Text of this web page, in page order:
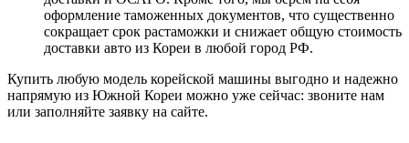
оформление таможенных документов, что существенно
сокращает срок растаможки и снижает общую стоимость
доставки авто из Кореи в любой город РФ.
Купить любую модель корейской машины выгодно и надежно
напрямую из Южной Кореи можно уже сейчас: звоните нам
или заполняйте заявку на сайте.